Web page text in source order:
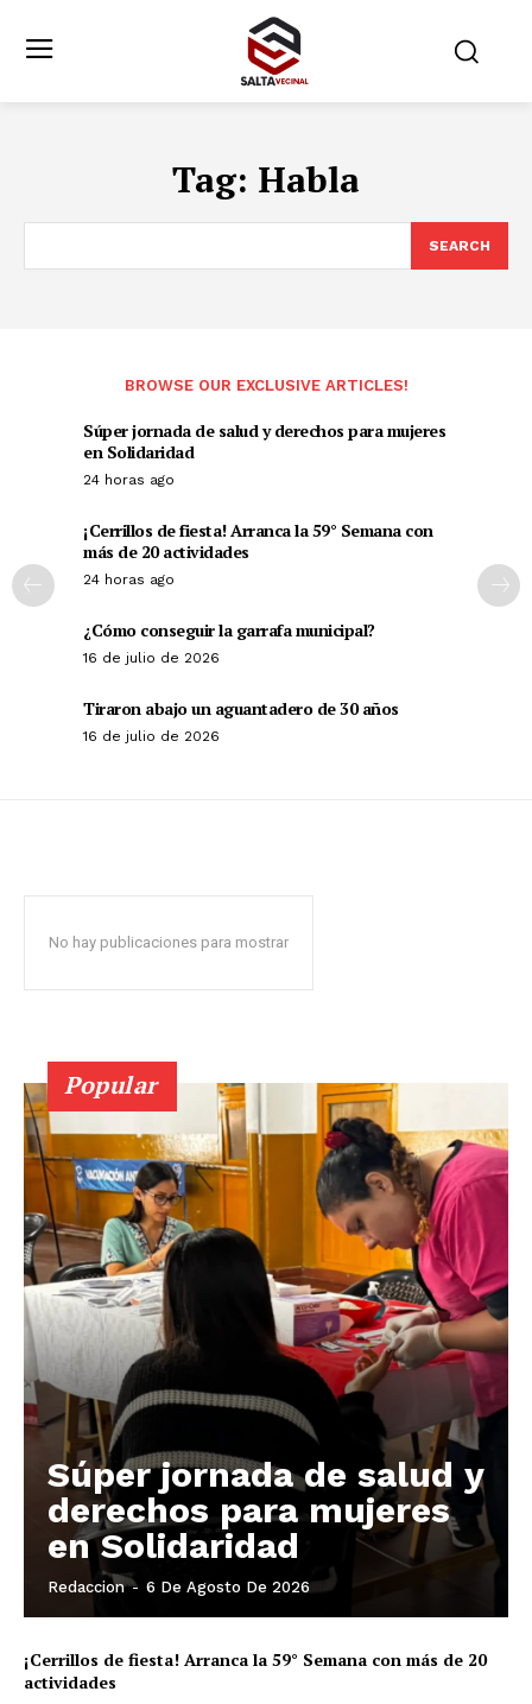
Tag: Habla
SEARCH
BROWSE OUR EXCLUSIVE ARTICLES!
Súper jornada de salud y derechos para mujeres
en Solidaridad
24 horas ago
¡Cerrillos de fiesta! Arranca la 59° Semana con
más de 20 actividades
24 horas ago
¿Cómo conseguir la garrafa municipal?
16 de julio de 2026
Tiraron abajo un aguantadero de 30 años
16 de julio de 2026
No hay publicaciones para mostrar
Popular
Súper jornada de salud y
derechos para mujeres
en Solidaridad
Redaccion - 6 De Agosto De 2026
¡Cerrillos de fiesta! Arranca la 59° Semana con más de 20
actividades